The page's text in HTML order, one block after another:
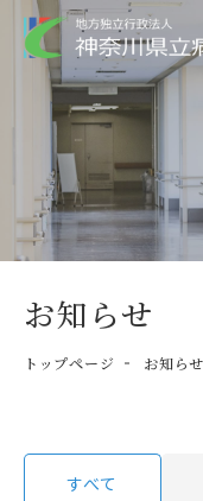
お知らせ
トップページ お知らせ
すべて